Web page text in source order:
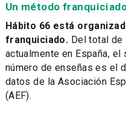
Un método
Hábito 66 está
franquiciado. Del total de
actualmente en España, el
número de enseñas es el
datos de la Asociación
(AEF).